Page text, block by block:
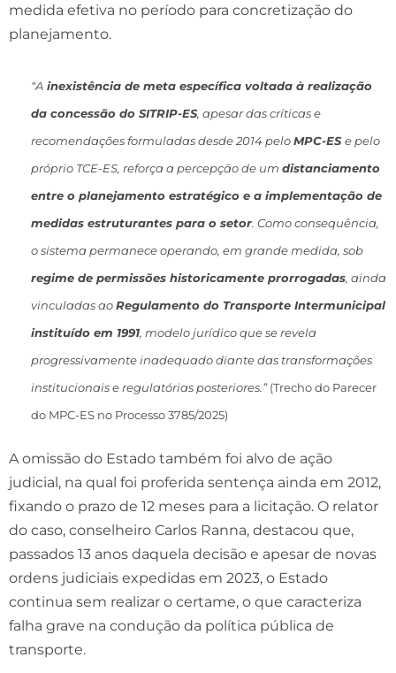
medida efetiva no período para concretização do
planejamento.
“A inexistência de meta específica voltada à realização
da concessão do SITRIP-ES, apesar das críticas e
recomendações formuladas desde 2014 peloMPC-ESe pelo
próprio TCE-ES, reforça a percepção de um distanciamento
entre o planejamento estratégico e a implementação de
medidas estruturantes para o setor. Como consequência,
o sistema permanece operando, em grande medida, sob
regime de permissões historicamente prorrogadas, ainda
vinculadas aoRegulamento do Transporte Intermunicipal
instituído em 1991, modelo jurídico que se revela
progressivamente inadequado diante das transformações
institucionais e regulatórias posteriores.”(Trecho do Parecer
do MPC-ES no Processo 3785/2025)
A omissão do Estado também foi alvo de ação
judicial, na qual foi proferida sentença ainda em 2012,
fixando o prazo de 12 meses para a licitação. O relator
do caso, conselheiro Carlos Ranna, destacou que,
passados 13 anos daquela decisão e apesar de novas
ordens judiciais expedidas em 2023, o Estado
continua sem realizar o certame, o que caracteriza
falha grave na condução da política pública de
transporte.